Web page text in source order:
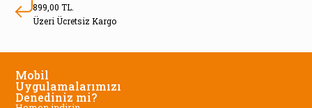
899,00 TL.
Üzeri Ücretsiz Kargo
Mobil
Uygulamalarımızı
Denediniz mi?